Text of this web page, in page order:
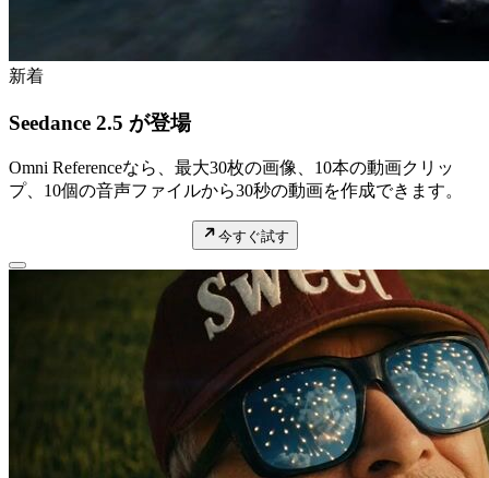
新着
Seedance 2.5 が登場
Omni Referenceなら、最大30枚の画像、10本の動画クリッ
プ、10個の音声ファイルから30秒の動画を作成できます。
今すぐ試す